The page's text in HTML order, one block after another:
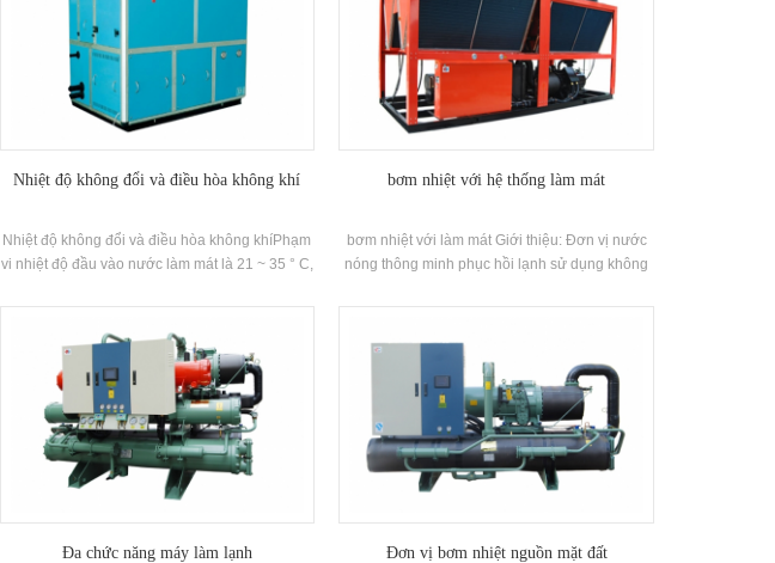
tư ban đầu, tiết kiệm nhiều hơn hơn 40% của
chi phí của sử dụng.
năng sưởi ấm và phù hợp để cung cấp không
khí trực tiếp hoặc bức xạ sàn sưởi ấm.
Nhiệt độ không đổi và điều hòa không khí
Nhiệt độ không đổi và điều hòa không khíPhạm
vi nhiệt độ đầu vào nước làm mát là 21 ~ 35 ° C,
± 1 ° C Phạm vi kiểm soát độ ẩm là 50 ~ 70%. ±
5% và các bộ lọc không khí đặc biệt được cấu
hình theo nhu cầu khác nhau. Thương hiệu:
Hstars Khả năng làm mát Phạm vi: 24,4kw ~
140.4KW Ứng dụng: Máy móc chính xác, điện
tử, thiết bị quang học, xử lý bề mặt, y tế và sức
khỏe, dược phẩm sinh học, chế biến thực phẩm,
hóa chất tốt, phòng chuyển mạch, phòng thí
nghiệm đo lường và thử nghiệm khác nhau và
các ngành công nghiệp.
bơm nhiệt với hệ thống làm mát
bơm nhiệt với làm mát Giới thiệu: Đơn vị nước
nóng thông minh phục hồi lạnh sử dụng không
nóng, tiết kiệm năng lượng, thân thiện với môi
trình sưởi ấm thông qua một bộ phận thu hồi
lạnh để cải thiện hiệu quả năng lượng tổng thể
và đạt được chi phí không Điện lạnh. Thương
hiệu: Hstars Công suất nhiệt Phạm vi: 25kw-
70kw Ứng dụng: Ứng dụng: Nhà máy, bệnh
viện, cây in, vv
Đa chức năng máy làm lạnh Đơn vị bơm nhiệt nguồn mặt đất